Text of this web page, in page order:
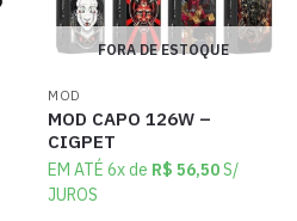
FORA DE ESTOQUE
MOD
MOD CAPO 126W –
CIGPET
EM ATÉ 6x de R$ 56,50S/
JUROS